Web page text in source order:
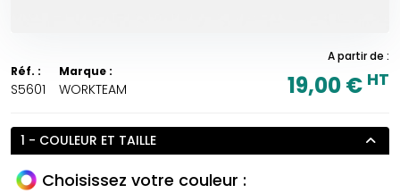
Réf. :
S5601
Marque :
WORKTEAM
A partir de :
19,00 € HT
1 - COULEUR ET TAILLE
Choisissez votre couleur :